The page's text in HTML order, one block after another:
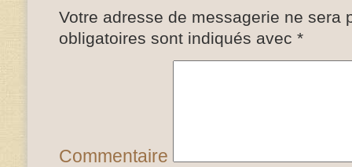
Votre adresse de messagerie ne sera
obligatoires sont indiqués avec *
Commentaire